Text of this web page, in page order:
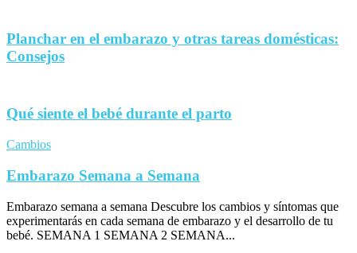
Planchar en el embarazo y otras tareas domésticas:
Consejos
Qué siente el bebé durante el parto
Cambios
Embarazo Semana a Semana
Embarazo semana a semana Descubre los cambios y síntomas que
experimentarás en cada semana de embarazo y el desarrollo de tu
bebé. SEMANA 1 SEMANA 2 SEMANA...